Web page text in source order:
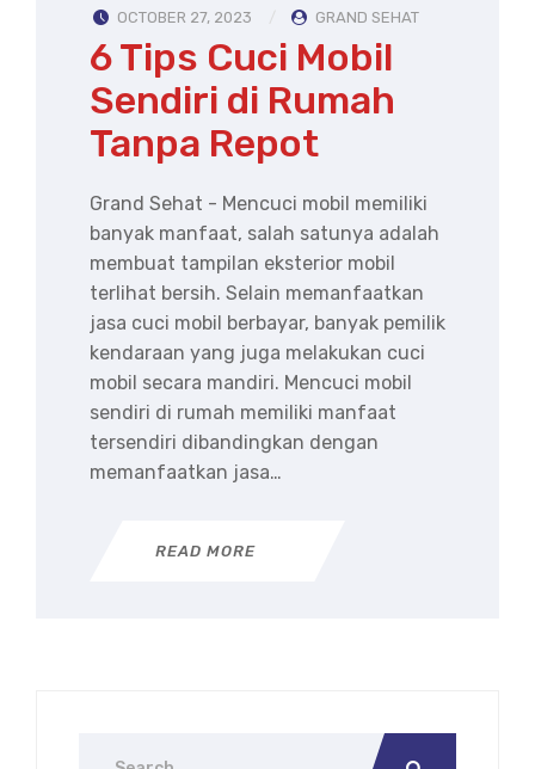
OCTOBER 27, 2023 GRAND SEHAT
6 Tips Cuci Mobil
Sendiri di Rumah
Tanpa Repot
Grand Sehat - Mencuci mobil memiliki
banyak manfaat, salah satunya adalah
membuat tampilan eksterior mobil
terlihat bersih. Selain memanfaatkan
jasa cuci mobil berbayar, banyak pemilik
kendaraan yang juga melakukan cuci
mobil secara mandiri. Mencuci mobil
sendiri di rumah memiliki manfaat
tersendiri dibandingkan dengan
memanfaatkan jasa…
READ MORE